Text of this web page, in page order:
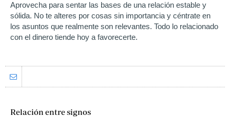
Aprovecha para sentar las bases de una relación estable y
sólida. No te alteres por cosas sin importancia y céntrate en
los asuntos que realmente son relevantes. Todo lo relacionado
con el dinero tiende hoy a favorecerte.
Relación entre signos